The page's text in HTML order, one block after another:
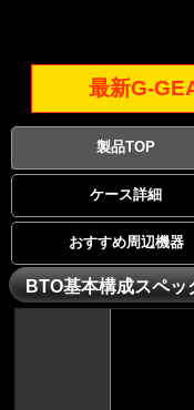
最新G-
製品TOP
ケース詳細
おすすめ周辺機器
BTO基本構成スペッ